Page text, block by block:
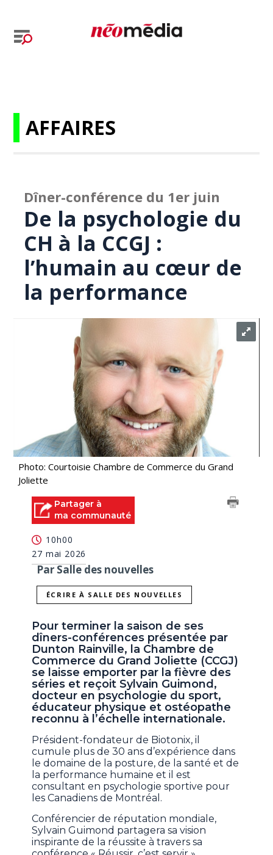
AFFAIRES
Dîner-conférence du 1er juin
De la psychologie du
CH à la CCGJ :
l’humain au cœur de
la performance
Photo: Courtoisie Chambre de Commerce du Grand
Joliette
Partager à
ma communauté
10h00
27 mai 2026
Par Salle des nouvelles
ÉCRIRE À SALLE DES NOUVELLES
Pour terminer la saison de ses
dîners-conférences présentée par
Dunton Rainville, la Chambre de
Commerce du Grand Joliette (CCGJ)
se laisse emporter par la fièvre des
séries et reçoit Sylvain Guimond,
docteur en psychologie du sport,
éducateur physique et ostéopathe
reconnu à l’échelle internationale.
Président-fondateur de Biotonix, il
cumule plus de 30 ans d’expérience dans
le domaine de la posture, de la santé et de
la performance humaine et il est
consultant en psychologie sportive pour
les Canadiens de Montréal.
Conférencier de réputation mondiale,
Sylvain Guimond partagera sa vision
inspirante de la réussite à travers sa